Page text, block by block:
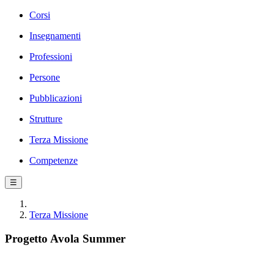
Corsi
Insegnamenti
Professioni
Persone
Pubblicazioni
Strutture
Terza Missione
Competenze
☰
Terza Missione
Progetto Avola Summer